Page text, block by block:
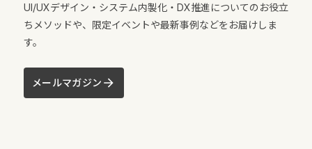
UI/UXデザイン・システム内製化・DX推進についてのお役立
ちメソッドや、限定イベントや最新事例などをお届けしま
す。
メールマガジン